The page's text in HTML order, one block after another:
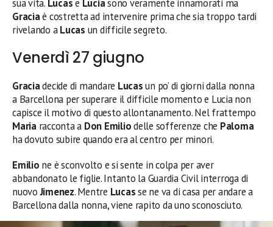
sua vita. Lucase Luciasono veramente innamorati ma
Graciaè costretta ad intervenire prima che sia troppo tardi
rivelando aLucas un difficile segreto.
Venerdì 27 giugno
Graciadecide di mandare Lucasun po’ di giorni dalla nonna
a Barcellona per superare il difficile momento e Lucia non
capisce il motivo di questo allontanamento. Nel frattempo
Mariaracconta a Don Emiliodelle sofferenze che Paloma
ha dovuto subire quando era al centro per minori.
Emilio ne è sconvolto e si sente in colpa per aver
abbandonato le figlie. Intanto la Guardia Civil interroga di
nuovoJimenez. Mentre Lucasse ne va di casa per andare a
Barcellona dalla nonna, viene rapito da uno sconosciuto.